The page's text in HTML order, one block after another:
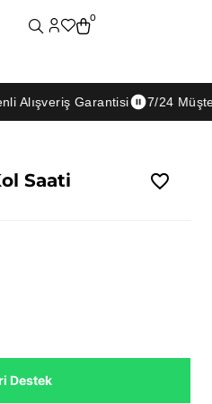
0
Garantisi 7/24 Müşteri
Saati
Destek